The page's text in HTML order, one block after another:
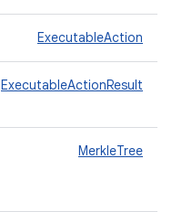
ExecutableAction
ExecutableActionResult
MerkleTree